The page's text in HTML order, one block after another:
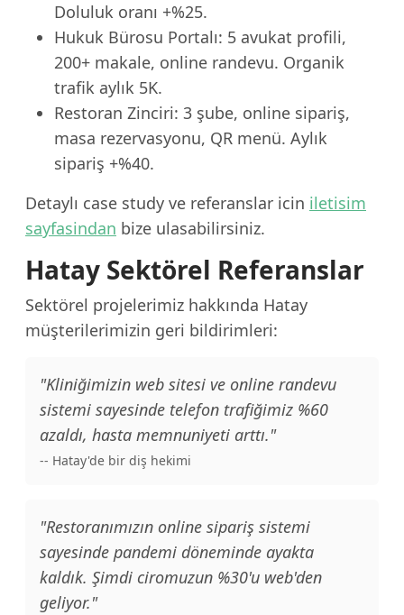
Doluluk oranı +%25.
Hukuk Bürosu Portalı: 5 avukat profili,
200+ makale, online randevu. Organik
trafik aylık 5K.
Restoran Zinciri: 3 şube, online sipariş,
masa rezervasyonu, QR menü. Aylık
sipariş +%40.
Detaylı case study ve referanslar icin iletisim
sayfasindan bize ulasabilirsiniz.
Hatay Sektörel Referanslar
Sektörel projelerimiz hakkında Hatay
müşterilerimizin geri bildirimleri:
"Kliniğimizin web sitesi ve online randevu
sistemi sayesinde telefon trafiğimiz %60
azaldı, hasta memnuniyeti arttı."
-- Hatay'de bir diş hekimi
"Restoranımızın online sipariş sistemi
sayesinde pandemi döneminde ayakta
kaldık. Şimdi ciromuzun %30'u web'den
geliyor."